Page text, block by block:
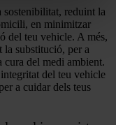
sostenibilitat, reduint la
en minimitzar
del teu vehicle. A més,
la substitució, per a
cura del medi ambient.
del teu vehicle
a cuidar dels teus